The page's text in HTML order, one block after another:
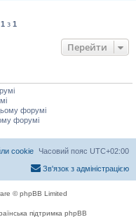
1 з 1
Перейти
форумі
форумі
Часовий пояс UTC+02:00
cookie
Зв'язок з адміністрацією
© phpBB Limited
підтримка phpBB